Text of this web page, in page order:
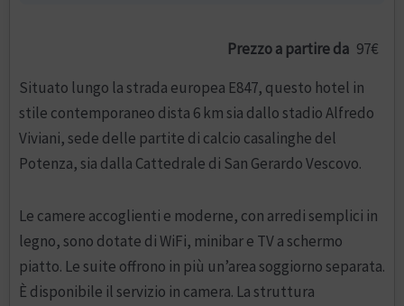
Prezzo a partire da 97€
Situato lungo la strada europea E847, questo hotel in
stile contemporaneo dista 6 km sia dallo stadio Alfredo
Viviani, sede delle partite di calcio casalinghe del
Potenza, sia dalla Cattedrale di San Gerardo Vescovo.
Le camere accoglienti e moderne, con arredi semplici in
legno, sono dotate di WiFi, minibar e TV a schermo
piatto. Le suite offrono in più un’area soggiorno separata.
È disponibile il servizio in camera. La struttura